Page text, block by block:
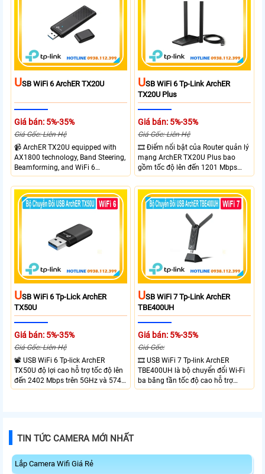
và cài đặt dễ dàng không cần đĩa
tư
USB WiFi 6 ArchER TX20U
Giá bán: 5%-35%
Giá Gốc: Liên Hệ
📹 ArchER TX20U equipped with
AX1800 technology, Band Steering,
Beamforming, and WiFi 6
transmission. Band Steering
technology optimizes connections,
Beamforming enhances signal
focus for better coverage. Upgrade
leading-edge features.
USB WiFi 6 Tp-Link ArchER
TX20U Plus
Giá bán: 5%-35%
Giá Gốc: Liên Hệ
🎞 Điểm nổi bật của Router quản lý
mạng ArchER TX20U Plus bao
gồm tốc độ lên đến 1201 Mbps
trên băng tần 5 GHz và 574 Mbps
trên băng tần 2.4 GHz. công nghệ
Band Steering, Beamforming và
Wifi 6 cung cấp hiệu suất cao và
ổn định cho mạng Wi-Fi của bạn.
USB WiFi 6 Tp-Lick ArchER
TX50U
Giá bán: 5%-35%
Giá Gốc: Liên Hệ
📽 USB WiFi 6 Tp-lick ArchER
TX50U độ lợi cao hỗ trợ tốc độ lên
đến 2402 Mbps trên 5GHz và 574
Mbps trên 2.4GHz mang đến kết
liệu nhanh, kết hợp WPA3 tăng
USB WiFi 7 Tp-Link ArchER
TBE400UH
Giá bán: 5%-35%
Giá Gốc:
🎞 USB WiFi 7 Tp-link ArchER
TBE400UH là bộ chuyển đổi Wi-Fi
ba băng tần tốc độ cao hỗ trợ
2882 Mbps trên 6GHz, 2882 Mbps
TIN TỨC CAMERA MỚI NHẤT
Lắp Camera Wifi Giá Rẻ